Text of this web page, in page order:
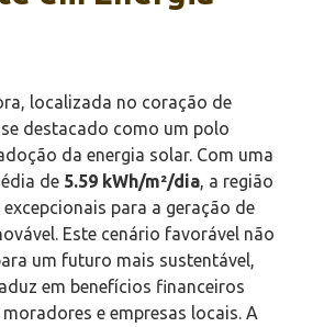
localizada no coração de
destacado como um polo
da energia solar. Com uma
de 5.59 kWh/m²/dia , a região
para a geração de
Este cenário favorável não
um futuro mais sustentável,
em benefícios financeiros
e empresas locais. A